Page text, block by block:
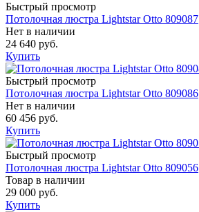
Быстрый просмотр
Потолочная люстра Lightstar Otto 809087
Нет в наличии
24 640 руб.
Купить
Быстрый просмотр
Потолочная люстра Lightstar Otto 809086
Нет в наличии
60 456 руб.
Купить
Быстрый просмотр
Потолочная люстра Lightstar Otto 809056
Товар в наличии
29 000 руб.
Купить